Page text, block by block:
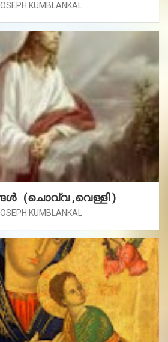
KUMBLANKAL
(ചൊവ്വ ,വെള്ളി )
KUMBLANKAL